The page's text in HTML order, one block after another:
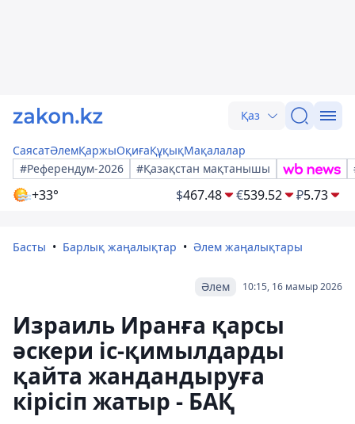
Қаз
СаясатӘлемҚаржыОқиғаҚұқықМақалалар
#Референдум-2026
#Қазақстан мақтанышы
+33° $467.48 €539.52 ₽5.73
Басты Барлық жаңалықтар Әлем жаңалықтары
10:15, 16 мамыр 2026
Әлем
Израиль Иранға қарсы
әскери іс-қимылдарды
қайта жандандыруға
кірісіп жатыр - БАҚ